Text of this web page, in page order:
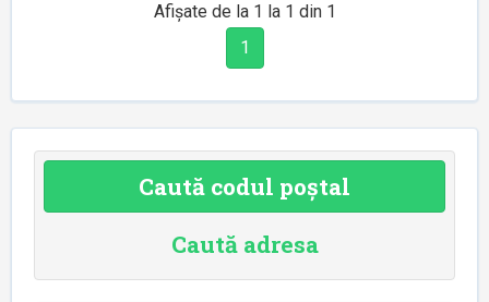
Afișate de la 1 la 1 din 1
1
Caută codul poștal
Caută adresa